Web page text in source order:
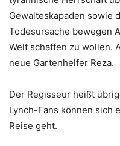
Gewalteskapaden sowie
Todesursache bewegen
Welt schaffen zu wollen.
neue Gartenhelfer Reza.
Der Regisseur heißt
Lynch-Fans können sich
Reise geht.